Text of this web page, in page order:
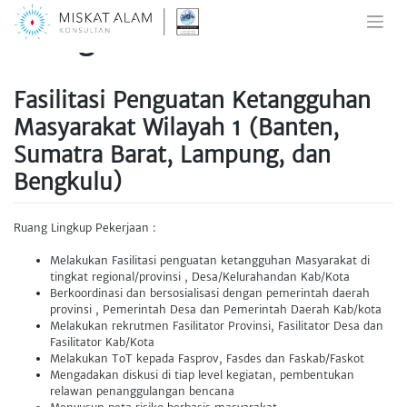
SkipKategori: Environmental
Fasilitasi Penguatan Ketangguhan
Masyarakat Wilayah 1 (Banten,
Sumatra Barat, Lampung, dan
Bengkulu)
Ruang Lingkup Pekerjaan :
Melakukan Fasilitasi penguatan ketangguhan Masyarakat di
tingkat regional/provinsi , Desa/Kelurahandan Kab/Kota
Berkoordinasi dan bersosialisasi dengan pemerintah daerah
provinsi , Pemerintah Desa dan Pemerintah Daerah Kab/kota
Melakukan rekrutmen Fasilitator Provinsi, Fasilitator Desa dan
Fasilitator Kab/Kota
Melakukan ToT kepada Fasprov, Fasdes dan Faskab/Faskot
Mengadakan diskusi di tiap level kegiatan, pembentukan
relawan penanggulangan bencana